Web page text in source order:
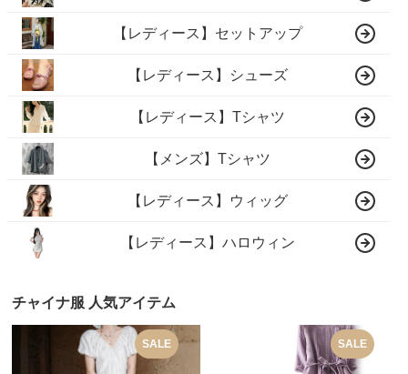
【レディース】セットアップ
【レディース】シューズ
【レディース】Tシャツ
【メンズ】Tシャツ
【レディース】ウィッグ
【レディース】ハロウィン
チャイナ服 人気アイテム
SALE SALE